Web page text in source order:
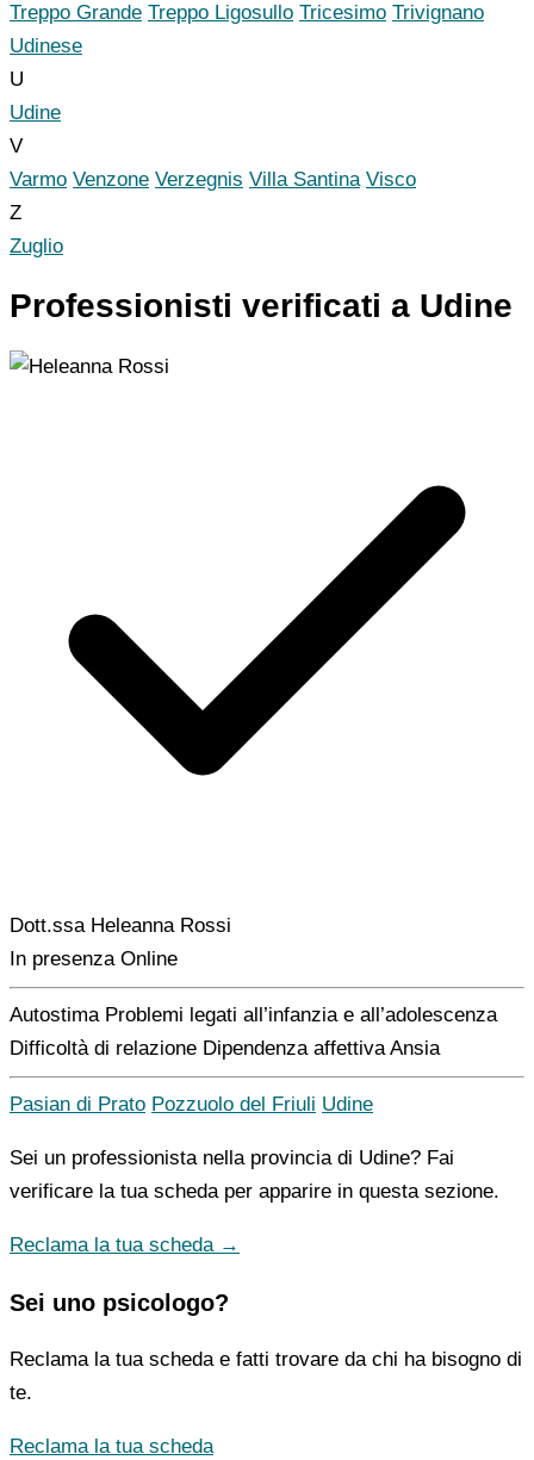
Treppo Grande Treppo Ligosullo Tricesimo Trivignano
Udinese
U
Udine
V
Varmo Venzone Verzegnis Villa Santina Visco
Z
Zuglio
Professionisti verificati a Udine
Dott.ssa Heleanna Rossi
In presenza Online
Autostima Problemi legati all’infanzia e all’adolescenza
Difficoltà di relazione Dipendenza affettiva Ansia
Pasian di Prato Pozzuolo del Friuli Udine
Sei un professionista nella provincia di Udine? Fai
verificare la tua scheda per apparire in questa sezione.
Reclama la tua scheda →
Sei uno psicologo?
Reclama la tua scheda e fatti trovare da chi ha bisogno di
te.
Reclama la tua scheda